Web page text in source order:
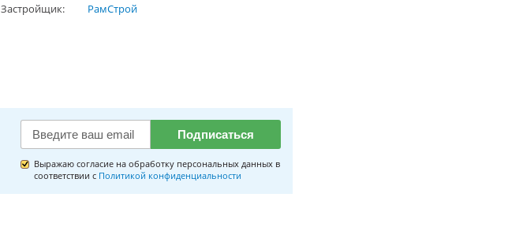
Застройщик: РамСтрой
Подписаться
Выражаю согласие на обработку персональных данных в
соответствии с Политикой конфиденциальности